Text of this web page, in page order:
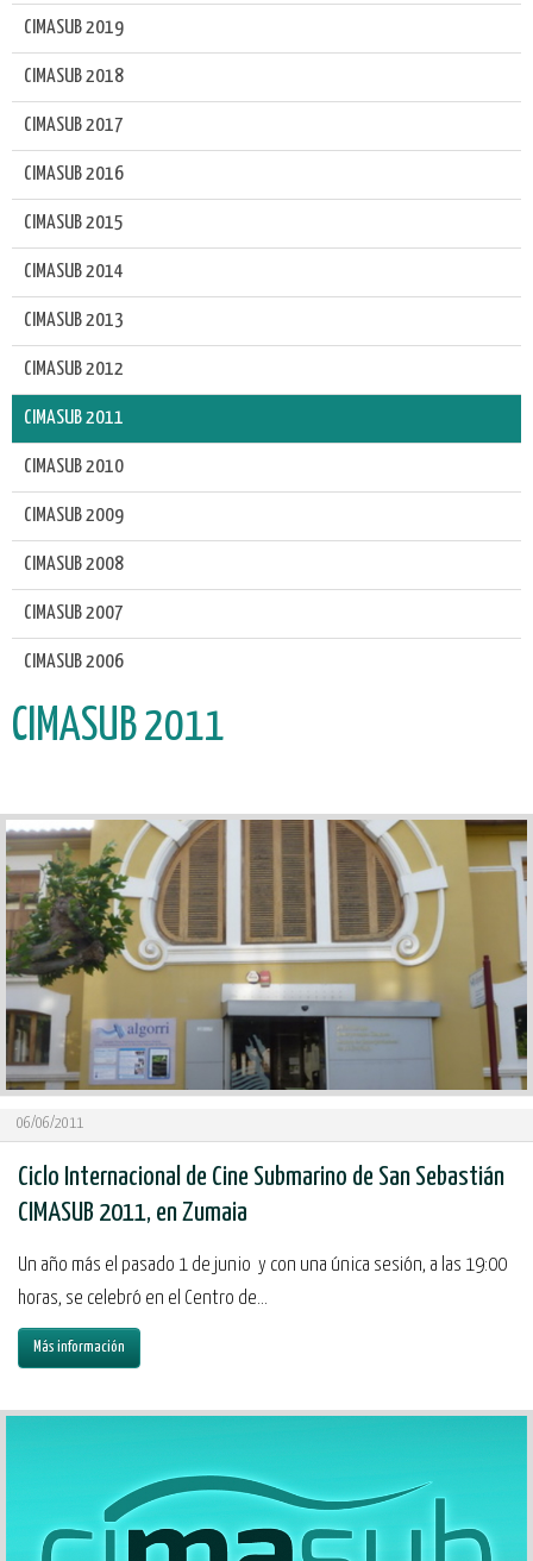
CIMASUB 2019
CIMASUB 2018
CIMASUB 2017
CIMASUB 2016
CIMASUB 2015
CIMASUB 2014
CIMASUB 2013
CIMASUB 2012
CIMASUB 2011
CIMASUB 2010
CIMASUB 2009
CIMASUB 2008
CIMASUB 2007
CIMASUB 2006
CIMASUB 2011
06/06/2011
Ciclo Internacional de Cine Submarino de San Sebastián
CIMASUB 2011, en Zumaia
Un año más el pasado 1 de junio y con una única sesión, a las 19:00
horas, se celebró en el Centro de...
Más información